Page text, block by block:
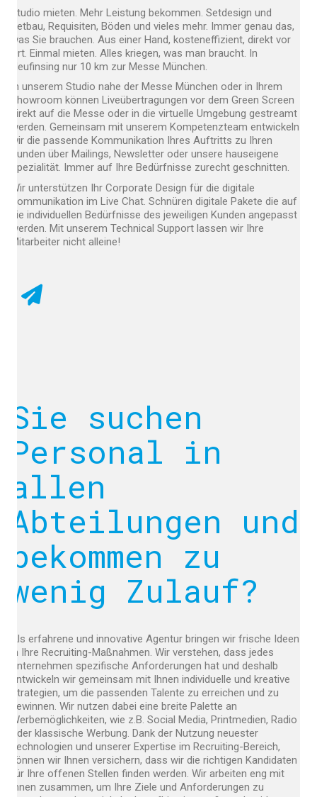
Studio mieten. Mehr Leistung bekommen. Setdesign und
Setbau, Requisiten, Böden und vieles mehr. Immer genau das,
was Sie brauchen. Aus einer Hand, kosteneffizient, direkt vor
Ort. Einmal mieten. Alles kriegen, was man braucht. In
Neufinsing nur 10 km zur Messe München.
In unserem Studio nahe der Messe München oder in Ihrem
Showroom können Liveübertragungen vor dem Green Screen
direkt auf die Messe oder in die virtuelle Umgebung gestreamt
werden. Gemeinsam mit unserem Kompetenzteam entwickeln
wir die passende Kommunikation Ihres Auftritts zu Ihren
Kunden über Mailings, Newsletter oder unsere hauseigene
Spezialität. Immer auf Ihre Bedürfnisse zurecht geschnitten.
Wir unterstützen Ihr Corporate Design für die digitale
Kommunikation im Live Chat. Schnüren digitale Pakete die auf
die individuellen Bedürfnisse des jeweiligen Kunden angepasst
werden. Mit unserem Technical Support lassen wir Ihre
Mitarbeiter nicht alleine!
Sie suchen
Personal in
allen
Abteilungen und
bekommen zu
wenig Zulauf?
Als erfahrene und innovative Agentur bringen wir frische Ideen
in Ihre Recruiting-Maßnahmen. Wir verstehen, dass jedes
Unternehmen spezifische Anforderungen hat und deshalb
entwickeln wir gemeinsam mit Ihnen individuelle und kreative
Strategien, um die passenden Talente zu erreichen und zu
gewinnen. Wir nutzen dabei eine breite Palette an
Werbemöglichkeiten, wie z.B. Social Media, Printmedien, Radio
oder klassische Werbung. Dank der Nutzung neuester
Technologien und unserer Expertise im Recruiting-Bereich,
können wir Ihnen versichern, dass wir die richtigen Kandidaten
für Ihre offenen Stellen finden werden. Wir arbeiten eng mit
Ihnen zusammen, um Ihre Ziele und Anforderungen zu